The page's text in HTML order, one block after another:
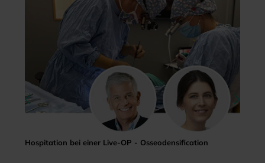
Hospitation bei einer Live-OP - Osseodensification